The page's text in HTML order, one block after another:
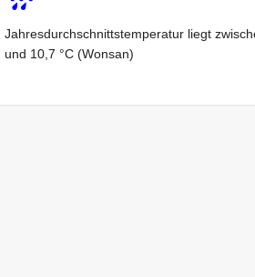
Jahresdurchschnittstemperatur liegt
und 10,7 °C (Wonsan)